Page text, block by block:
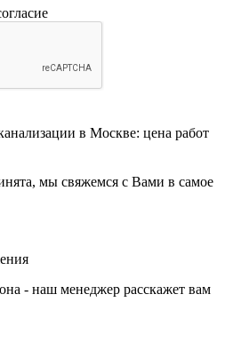
мы свяжемся с Вами в самое
- наш менеджер расскажет вам